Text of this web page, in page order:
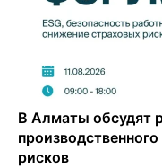
В Алматы обсудят
рисков